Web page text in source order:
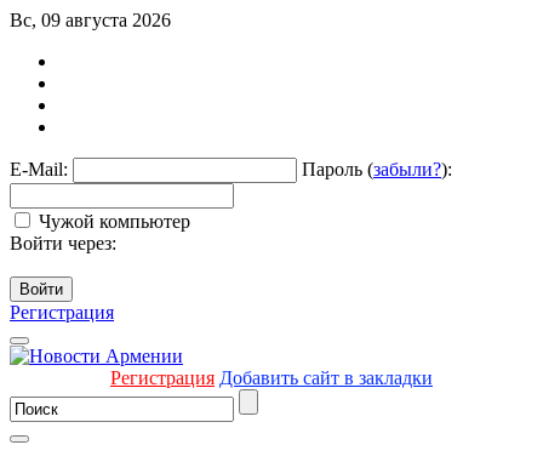
Вс, 09 августа 2026
E-Mail: Пароль (забыли?):
Чужой компьютер
Войти через:
Войти
Регистрация
Регистрация Добавить сайт в закладки